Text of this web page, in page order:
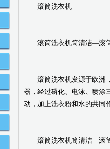
滚筒洗衣机
滚筒洗衣机筒清洁—滚
滚筒洗衣机发源于欧洲，
器，经过磷化、电泳、喷涂
动，加上洗衣粉和水的共同
滚筒洗衣机筒清洁—滚筒